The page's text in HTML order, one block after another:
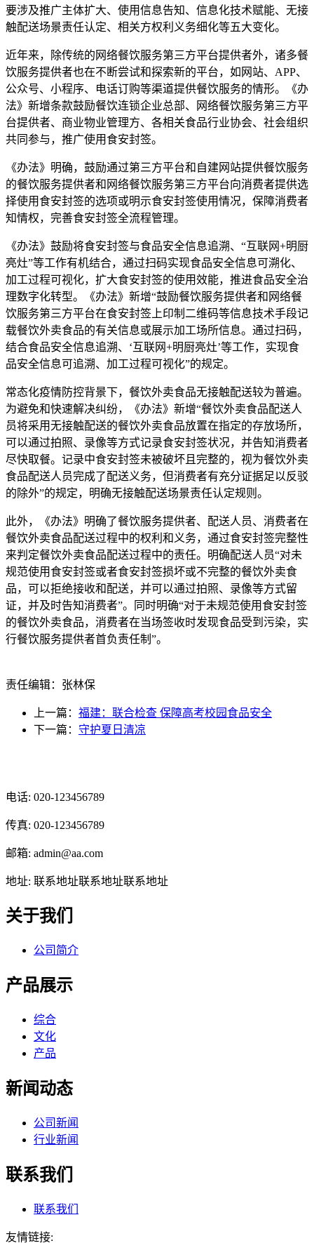
要涉及推广主体扩大、使用信息告知、信息化技术赋能、无接
触配送场景责任认定、相关方权利义务细化等五大变化。
近年来，除传统的网络餐饮服务第三方平台提供者外，诸多餐
饮服务提供者也在不断尝试和探索新的平台，如网站、APP、
公众号、小程序、电话订购等渠道提供餐饮服务的情形。《办
法》新增条款鼓励餐饮连锁企业总部、网络餐饮服务第三方平
台提供者、商业物业管理方、各相关食品行业协会、社会组织
共同参与，推广使用食安封签。
《办法》明确，鼓励通过第三方平台和自建网站提供餐饮服务
的餐饮服务提供者和网络餐饮服务第三方平台向消费者提供选
择使用食安封签的选项或明示食安封签使用情况，保障消费者
知情权，完善食安封签全流程管理。
《办法》鼓励将食安封签与食品安全信息追溯、“互联网+明厨
亮灶”等工作有机结合，通过扫码实现食品安全信息可溯化、
加工过程可视化，扩大食安封签的使用效能，推进食品安全治
理数字化转型。《办法》新增“鼓励餐饮服务提供者和网络餐
饮服务第三方平台在食安封签上印制二维码等信息技术手段记
载餐饮外卖食品的有关信息或展示加工场所信息。通过扫码，
结合食品安全信息追溯、‘互联网+明厨亮灶’等工作，实现食
品安全信息可追溯、加工过程可视化”的规定。
常态化疫情防控背景下，餐饮外卖食品无接触配送较为普遍。
为避免和快速解决纠纷，《办法》新增“餐饮外卖食品配送人
员将采用无接触配送的餐饮外卖食品放置在指定的存放场所，
可以通过拍照、录像等方式记录食安封签状况，并告知消费者
尽快取餐。记录中食安封签未被破坏且完整的，视为餐饮外卖
食品配送人员完成了配送义务，但消费者有充分证据足以反驳
的除外”的规定，明确无接触配送场景责任认定规则。
此外，《办法》明确了餐饮服务提供者、配送人员、消费者在
餐饮外卖食品配送过程中的权利和义务，通过食安封签完整性
来判定餐饮外卖食品配送过程中的责任。明确配送人员“对未
规范使用食安封签或者食安封签损坏或不完整的餐饮外卖食
品，可以拒绝接收和配送，并可以通过拍照、录像等方式留
证，并及时告知消费者”。同时明确“对于未规范使用食安封签
的餐饮外卖食品，消费者在当场签收时发现食品受到污染，实
行餐饮服务提供者首负责任制”。
责任编辑：张林保
上一篇： 福建：联合检查 保障高考校园食品安全
下一篇： 守护夏日清凉
电话: 020-123456789
传真: 020-123456789
邮箱: admin@aa.com
地址: 联系地址联系地址联系地址
关于我们
公司简介
产品展示
综合
文化
产品
新闻动态
公司新闻
行业新闻
联系我们
联系我们
友情链接: